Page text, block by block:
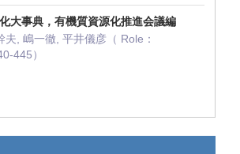
大事典，有機質資源化推進会議編
夫, 嶋一徹, 平井儀彦（ Role：
445）